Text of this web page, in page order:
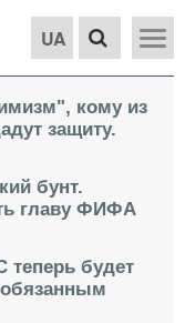
UA
кому из
защиту.
бунт.
главу ФИФА
теперь будет